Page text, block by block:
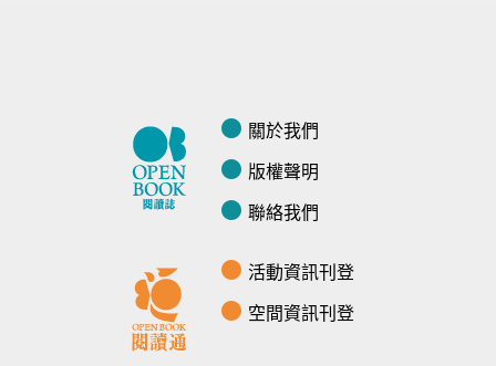
關於我們
版權聲明
聯絡我們
活動資訊刊登
空間資訊刊登